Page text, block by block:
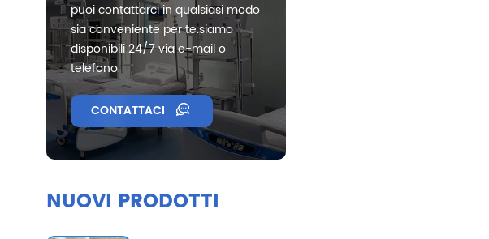
puoi contattarci in qualsiasi modo
sia conveniente per te.siamo
disponibili 24/7 via e-mail o
telefono
CONTATTACI
NUOVI PRODOTTI